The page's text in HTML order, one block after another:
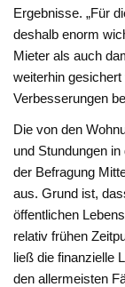
Ergebnisse. „Für
deshalb enorm
Mieter als auch
weiterhin
Verbesserungen
Die von den
und Stundungen
der Befragung
aus. Grund ist,
öffentlichen
relativ frühen
ließ die finanzielle
den allermeisten